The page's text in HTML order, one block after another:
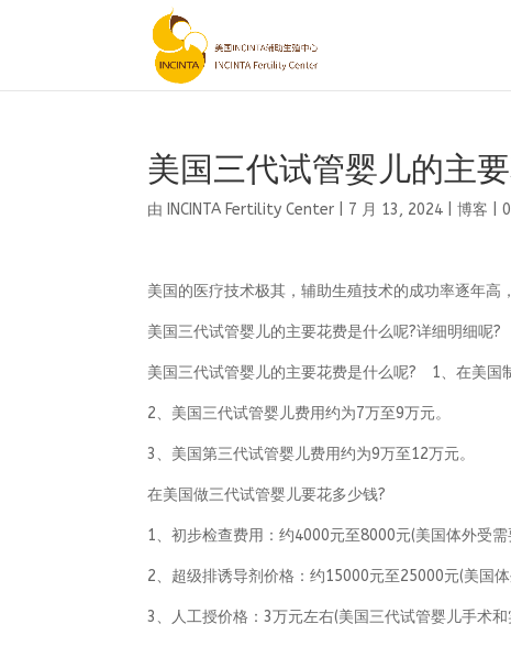
美国三代试管婴儿的主
由 INCINTA Fertility Center 7 月 13, 2024 |博客 |
美国的医疗技术极其，辅助生殖技术的成功率逐年
美国三代试管婴儿的主要花费是什么呢?详细明细呢?
美国三代试管婴儿的主要花费是什么呢? 1、在美国
2、美国三代试管婴儿费用约为7万至9万元。
3、美国第三代试管婴儿费用约为9万至12万元。
在美国做三代试管婴儿要花多少钱?
1、初步检查费用：约4000元至8000元(美国体外受
2、超级排诱导剂价格：约15000元至25000元(美国
3、人工授价格：3万元左右(美国三代试管婴儿手术和